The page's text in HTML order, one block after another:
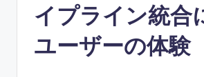
イプライン統合
ユーザーの体験